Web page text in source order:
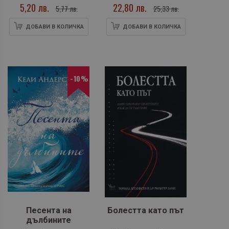
5,20 лв. 5,77 лв.
ДОБАВИ В КОЛИЧКА
22,80 лв. 25,33 лв.
ДОБАВИ В КОЛИЧКА
-10%
Песента на
дълбините
Болестта като път